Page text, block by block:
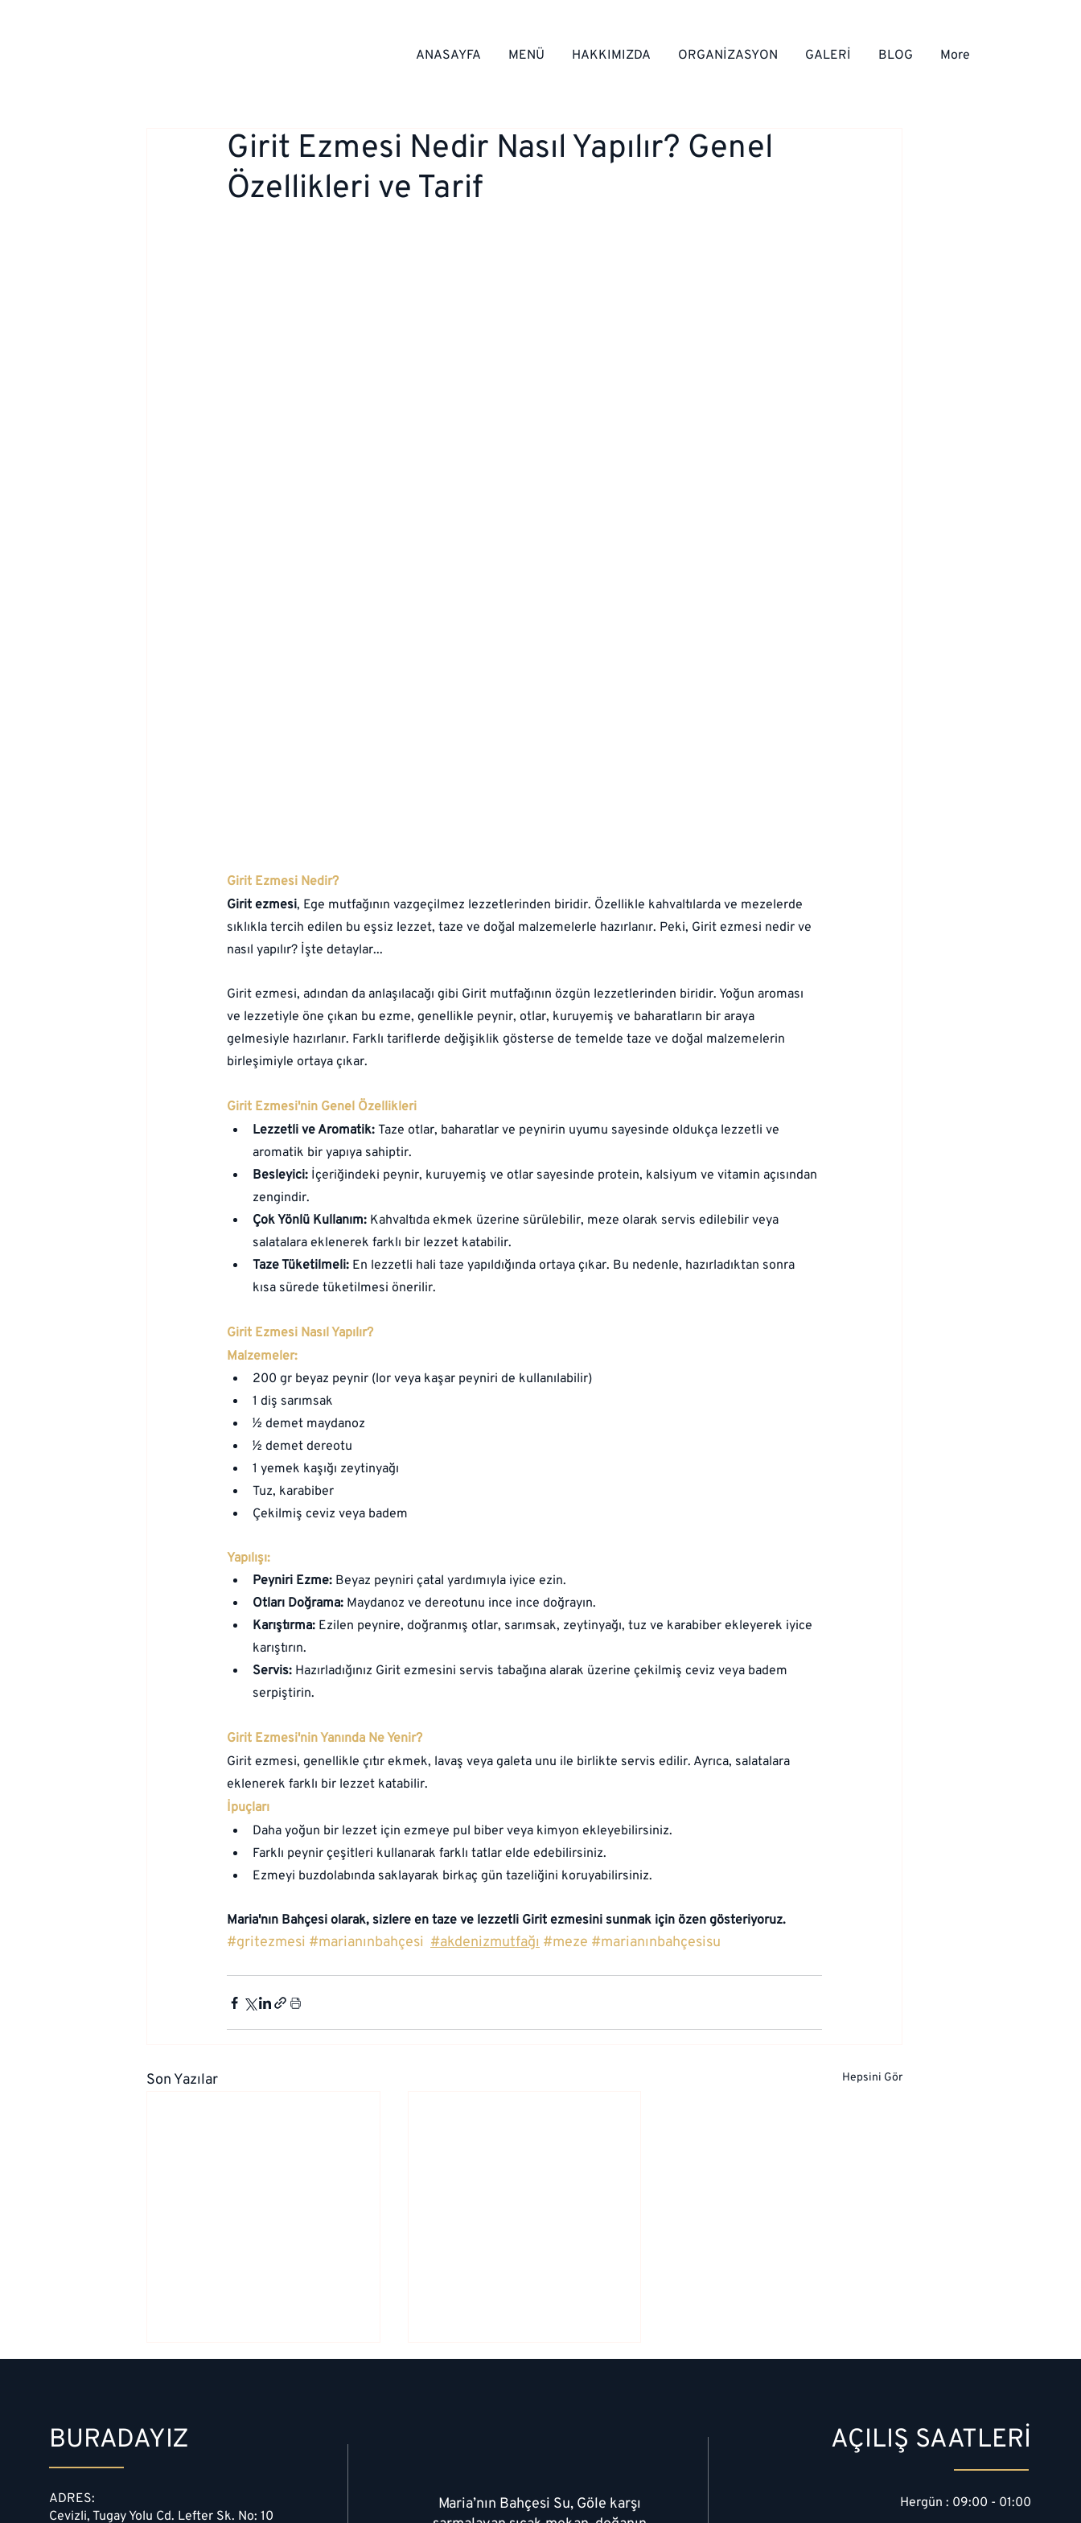
ANASAYFA MENÜ HAKKIMIZDA ORGANİZASYON GALERİ BLOG More
Girit Ezmesi Nedir Nasıl Yapılır? Genel
Özellikleri ve Tarif
Girit Ezmesi Nedir?
Girit ezmesi, Ege mutfağının vazgeçilmez lezzetlerinden biridir. Özellikle kahvaltılarda ve mezelerde
sıklıkla tercih edilen bu eşsiz lezzet, taze ve doğal malzemelerle hazırlanır. Peki, Girit ezmesi nedir ve
nasıl yapılır? İşte detaylar...
Girit ezmesi, adından da anlaşılacağı gibi Girit mutfağının özgün lezzetlerinden biridir. Yoğun aroması
ve lezzetiyle öne çıkan bu ezme, genellikle peynir, otlar, kuruyemiş ve baharatların bir araya
gelmesiyle hazırlanır. Farklı tariflerde değişiklik gösterse de temelde taze ve doğal malzemelerin
birleşimiyle ortaya çıkar.
Girit Ezmesi'nin Genel Özellikleri
Lezzetli ve Aromatik: Taze otlar, baharatlar ve peynirin uyumu sayesinde oldukça lezzetli ve
aromatik bir yapıya sahiptir.
Besleyici: İçeriğindeki peynir, kuruyemiş ve otlar sayesinde protein, kalsiyum ve vitamin açısından
zengindir.
Çok Yönlü Kullanım: Kahvaltıda ekmek üzerine sürülebilir, meze olarak servis edilebilir veya
salatalara eklenerek farklı bir lezzet katabilir.
Taze Tüketilmeli: En lezzetli hali taze yapıldığında ortaya çıkar. Bu nedenle, hazırladıktan sonra
kısa sürede tüketilmesi önerilir.
Girit Ezmesi Nasıl Yapılır?
Malzemeler:
200 gr beyaz peynir (lor veya kaşar peyniri de kullanılabilir)
1 diş sarımsak
½ demet maydanoz
½ demet dereotu
1 yemek kaşığı zeytinyağı
Tuz, karabiber
Çekilmiş ceviz veya badem
Yapılışı:
Peyniri Ezme: Beyaz peyniri çatal yardımıyla iyice ezin.
Otları Doğrama: Maydanoz ve dereotunu ince ince doğrayın.
Karıştırma: Ezilen peynire, doğranmış otlar, sarımsak, zeytinyağı, tuz ve karabiber ekleyerek iyice
karıştırın.
Servis: Hazırladığınız Girit ezmesini servis tabağına alarak üzerine çekilmiş ceviz veya badem
serpiştirin.
Girit Ezmesi'nin Yanında Ne Yenir?
Girit ezmesi, genellikle çıtır ekmek, lavaş veya galeta unu ile birlikte servis edilir. Ayrıca, salatalara
eklenerek farklı bir lezzet katabilir.
İpuçları
Daha yoğun bir lezzet için ezmeye pul biber veya kimyon ekleyebilirsiniz.
Farklı peynir çeşitleri kullanarak farklı tatlar elde edebilirsiniz.
Ezmeyi buzdolabında saklayarak birkaç gün tazeliğini koruyabilirsiniz.
Maria'nın Bahçesi olarak, sizlere en taze ve lezzetli Girit ezmesini sunmak için özen gösteriyoruz.
#gritezmesi #marianınbahçesi #akdenizmutfağı #meze #marianınbahçesisu
Son Yazılar Hepsini Gör
Köpoğlu Nedir Nasıl Yapılır?
BURADAYIZ
ADRES:
Cevizli, Tugay Yolu Cd. Lefter Sk. No: 10
Maria’nın Bahçesi Su, Göle karşı
AÇILIŞ SAATLERİ
Hergün : 09:00 - 01:00